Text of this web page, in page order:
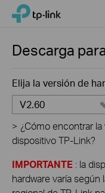
Click
navigation
TP-Link, Reliably Smart
Descarga
Elija la versión de
V2.60
> ¿Cómo encontrar
dispositivo TP-Link?
IMPORTANTE : la
hardware varía